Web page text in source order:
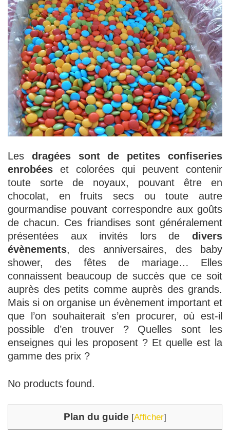
Les dragées sont de petites confiseries
enrobées et colorées qui peuvent contenir
toute sorte de noyaux, pouvant être en
chocolat, en fruits secs ou toute autre
gourmandise pouvant correspondre aux goûts
de chacun. Ces friandises sont généralement
présentées aux invités lors de divers
évènements, des anniversaires, des baby
shower, des fêtes de mariage… Elles
connaissent beaucoup de succès que ce soit
auprès des petits comme auprès des grands.
Mais si on organise un évènement important et
que l’on souhaiterait s’en procurer, où est-il
possible d’en trouver ? Quelles sont les
enseignes qui les proposent ? Et quelle est la
gamme des prix ?
No products found.
Plan du guide [Afficher]